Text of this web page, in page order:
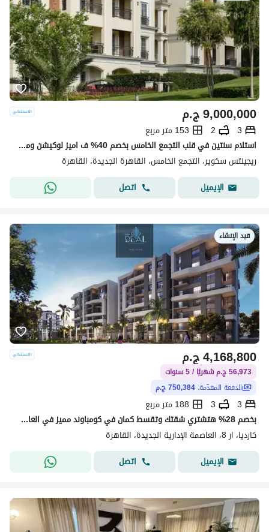
ج.م9,000,000
3
2
153 متر مربع
استلام سنتين في قلب التجمع الخامس بخصم 40% ف اميز لوكيشن ومتاح تقسيط لحد 8 سنين
ريجينتس سكوير، التجمع الخامس، القاهرة الجديدة، القاهرة
الإيميل
اتصل
قيد الإنشاء
ج.م4,168,800
56,973 ج.م شهريًا / 5 سنوات
الدفعة المقدّمة: 750,384 ج.م
3
3
188 متر مربع
بخصم 28% هتشتري شقتك وتقسط كمان في كومباوند مميز في العاصمة الادارية وقدام اكبر حديقة مركزية في ال R8
كارديا، ار 8، العاصمة الإدارية الجديدة، القاهرة
الإيميل
اتصل